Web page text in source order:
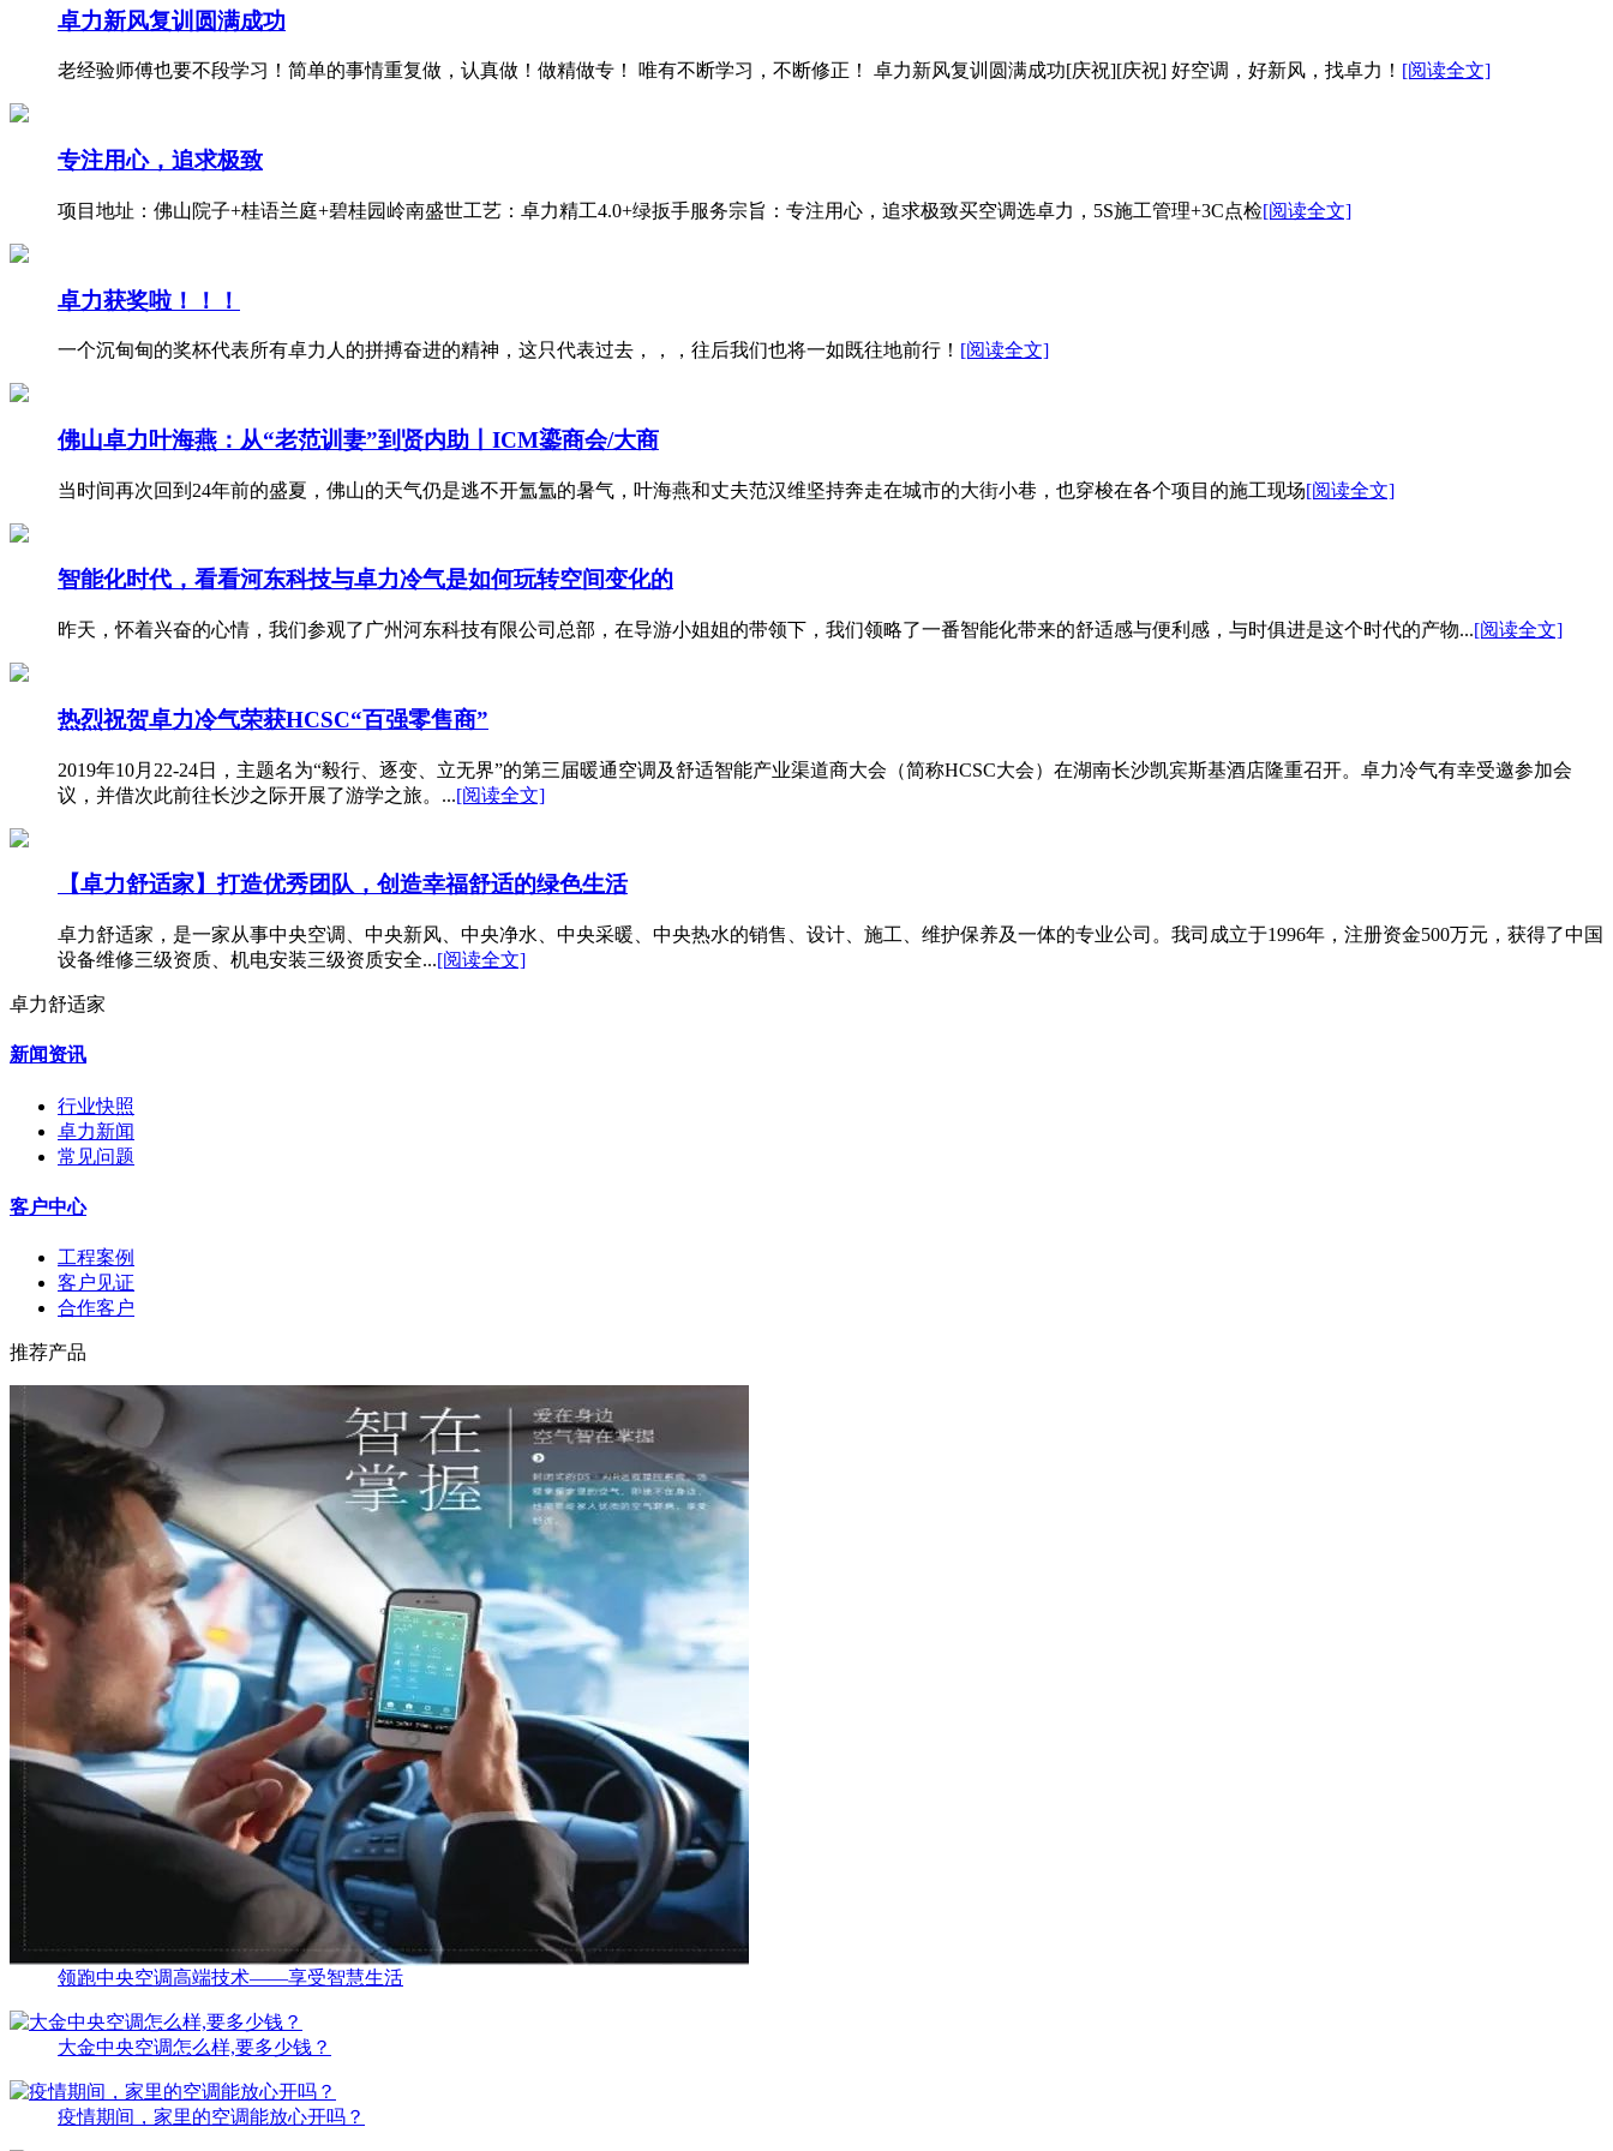
卓力新风复训圆满成功
老经验师傅也要不段学习！简单的事情重复做，认真做！做精做专！ 唯有不断学习，不断修正！ 卓力新风复训圆满成功[庆祝][庆祝] 好空调，好新风，找卓力！ [阅读全文]
专注用心，追求极致
项目地址：佛山院子+桂语兰庭+碧桂园岭南盛世工艺：卓力精工4.0+绿扳手服务宗旨：专注用心，追求极致买空调选卓力，5S施工管理+3C点检[阅读全文]
卓力获奖啦！！！
一个沉甸甸的奖杯代表所有卓力人的拼搏奋进的精神，这只代表过去，，，往后我们也将一如既往地前行！ [阅读全文]
佛山卓力叶海燕：从“老范训妻”到贤内助丨ICM鎏商会/大商
当时间再次回到24年前的盛夏，佛山的天气仍是逃不开氲氲的暑气，叶海燕和丈夫范汉维坚持奔走在城市的大街小巷，也穿梭在各个项目的施工现场[阅读全文]
智能化时代，看看河东科技与卓力冷气是如何玩转空间变化的
昨天，怀着兴奋的心情，我们参观了广州河东科技有限公司总部，在导游小姐姐的带领下，我们领略了一番智能化带来的舒适感与便利感，与时俱进是这个时代的产物...[阅读全文]
热烈祝贺卓力冷气荣获HCSC“百强零售商”
2019年10月22-24日，主题名为“毅行、逐变、立无界”的第三届暖通空调及舒适智能产业渠道商大会（简称HCSC大会）在湖南长沙凯宾斯基酒店隆重召开。卓力冷气有幸受邀参加会
议，并借次此前往长沙之际开展了游学之旅。...[阅读全文]
【卓力舒适家】打造优秀团队，创造幸福舒适的绿色生活
卓力舒适家，是一家从事中央空调、中央新风、中央净水、中央采暖、中央热水的销售、设计、施工、维护保养及一体的专业公司。我司成立于1996年，注册资金500万元，获得了中国
设备维修三级资质、机电安装三级资质安全...[阅读全文]
卓力舒适家
新闻资讯
行业快照
卓力新闻
常见问题
客户中心
工程案例
客户见证
合作客户
推荐产品
领跑中央空调高端技术——享受智慧生活
大金中央空调怎么样,要多少钱？
疫情期间，家里的空调能放心开吗？